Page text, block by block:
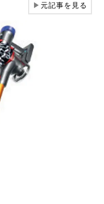
▶元記事を見る